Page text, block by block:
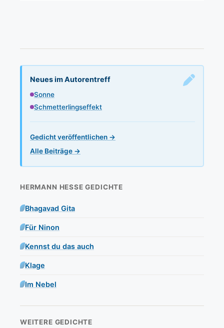
Neues im Autorentreff
Sonne
Schmetterlingseffekt
Gedicht veröffentlichen →
Alle Beiträge →
HERMANN HESSE GEDICHTE
Bhagavad Gita
Für Ninon
Kennst du das auch
Klage
Im Nebel
WEITERE GEDICHTE